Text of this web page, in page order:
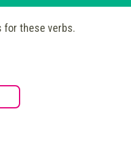
these verbs.